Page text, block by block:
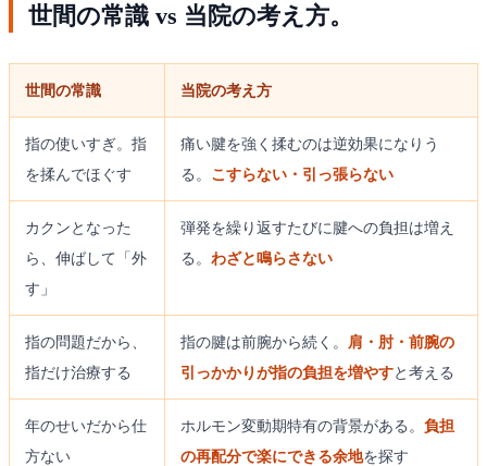
世間の常識 vs 当院の考え方。
世間の常識 当院の考え方
指の使いすぎ。指
を揉んでほぐす
痛い腱を強く揉むのは逆効果になりう
る。 こすらない・引っ張らない
カクンとなった
ら、伸ばして「外
す」
弾発を繰り返すたびに腱への負担は増え
る。 わざと鳴らさない
指の問題だから、
指だけ治療する
指の腱は前腕から続く。
肩・肘・前腕の
引っかかりが指の負担を増やすと考える
年のせいだから仕
方ない
ホルモン変動期特有の背景がある。 負担
の再配分で楽にできる余地を探す